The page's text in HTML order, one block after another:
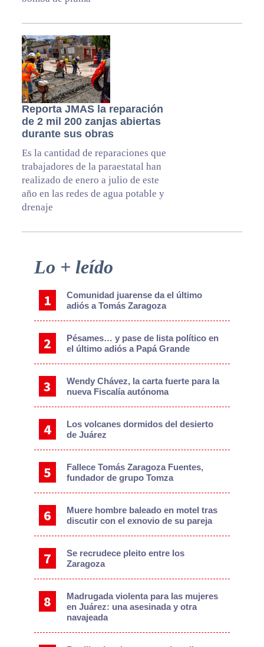
Reporta JMAS la reparación
de 2 mil 200 zanjas abiertas
durante sus obras
Es la cantidad de reparaciones que
trabajadores de la paraestatal han
realizado de enero a julio de este
año en las redes de agua potable y
drenaje
Primary
Lo + leído
Comunidad juarense da el último
adiós a Tomás Zaragoza
Pésames… y pase de lista político en
el último adiós a Papá Grande
Wendy Chávez, la carta fuerte para la
nueva Fiscalía autónoma
Los volcanes dormidos del desierto
de Juárez
Fallece Tomás Zaragoza Fuentes,
fundador de grupo Tomza
Muere hombre baleado en motel tras
discutir con el exnovio de su pareja
Se recrudece pleito entre los
Zaragoza
Madrugada violenta para las mujeres
en Juárez: una asesinada y otra
navajeada